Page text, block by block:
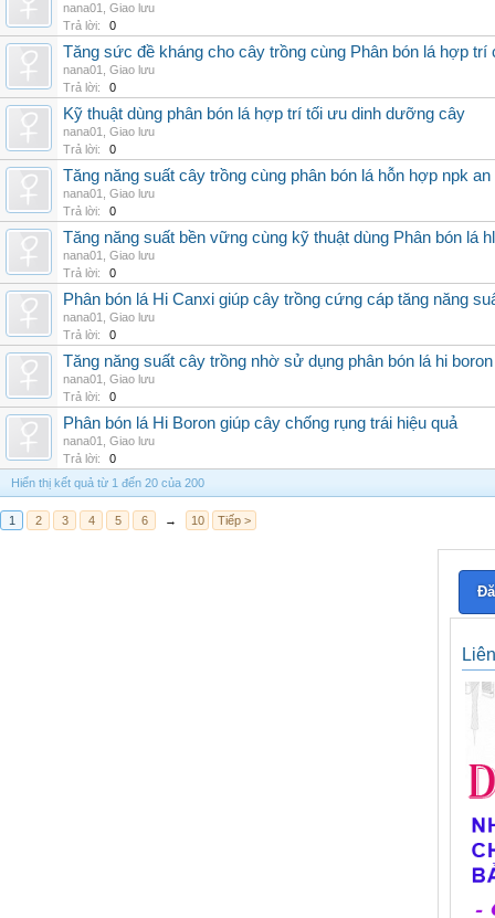
nana01
Giao lưu
Trả lời:
0
Tăng sức đề kháng cho cây trồng cùng Phân bón lá hợp trí
nana01
Giao lưu
Trả lời:
0
Kỹ thuật dùng phân bón lá hợp trí tối ưu dinh dưỡng cây
nana01
Giao lưu
Trả lời:
0
Tăng năng suất cây trồng cùng phân bón lá hỗn hợp npk an
nana01
Giao lưu
Trả lời:
0
Tăng năng suất bền vững cùng kỹ thuật dùng Phân bón lá
nana01
Giao lưu
Trả lời:
0
Phân bón lá Hi Canxi giúp cây trồng cứng cáp tăng năng
nana01
Giao lưu
Trả lời:
0
Tăng năng suất cây trồng nhờ sử dụng phân bón lá hi
nana01
Giao lưu
Trả lời:
0
Phân bón lá Hi Boron giúp cây chống rụng trái hiệu quả
nana01
Giao lưu
Trả lời:
0
Hiển thị kết quả từ 1 đến 20 của 200
1 2 3 4 5 6 → 10 Tiếp >